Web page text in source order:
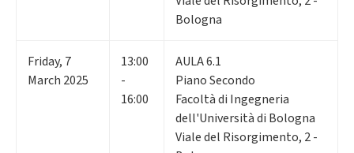
Bologna
Friday, 7
March 2025
13:00
-
16:00
AULA 6.1
Piano Secondo
Facoltà di Ingegneria
dell'Università di Bologna
Viale del Risorgimento, 2 -